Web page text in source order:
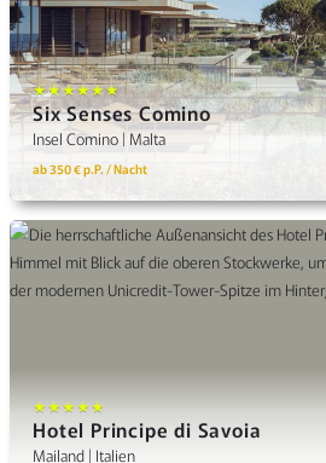
★★★★★★
Six Senses Comino
Insel Comino | Malta
ab 350 € p.P. / Nacht
★★★★★
Hotel Principe di Savoia
Mailand | Italien